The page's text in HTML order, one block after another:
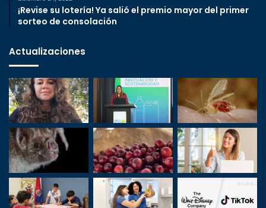
¡Revise su lotería! Ya salió el premio mayor del primer
sorteo de consolación
Actualizaciones